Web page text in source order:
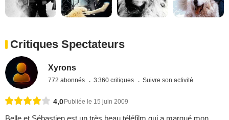
Critiques Spectateurs
Xyrons
772 abonnés 3 360 critiques Suivre son activité
4,0Publiée le 15 juin 2009
Belle et Sébastien est un très beau téléfilm qui a marqué mon